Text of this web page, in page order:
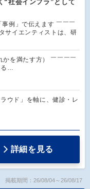
“社会インフラ”として
例」で伝えます ￣￣￣
サイエンティストは、研
かを満たす方） ￣￣￣￣
る…
ウド」を軸に、健診・レ
詳細を見る
掲載期間：26/08/04～26/08/17